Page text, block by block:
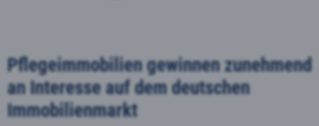
Pflegeimmobilien gewinnen zunehmend
an Interesse auf dem deutschen
Immobilienmarkt